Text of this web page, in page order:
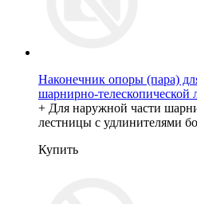
Наконечник опоры (пара)
шарнирно-телескопической
+ Для наружной части
лестницы с удлинителями
Купить